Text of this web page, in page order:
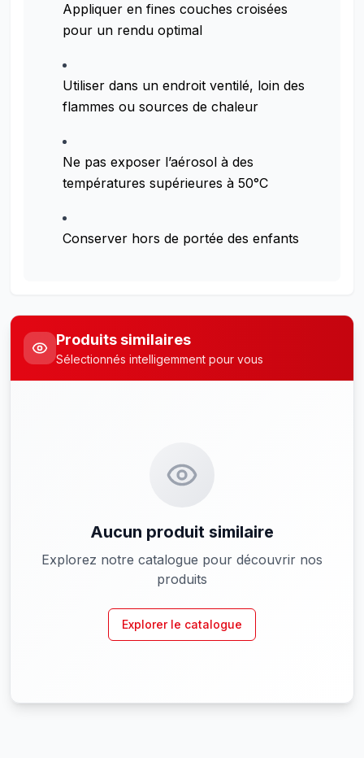
Appliquer en fines couches croisées
pour un rendu optimal
Utiliser dans un endroit ventilé, loin des
flammes ou sources de chaleur
Ne pas exposer l’aérosol à des
températures supérieures à 50°C
Conserver hors de portée des enfants
Produits similaires
Sélectionnés intelligemment pour vous
Aucun produit similaire
Explorez notre catalogue pour découvrir nos
produits
Explorer le catalogue